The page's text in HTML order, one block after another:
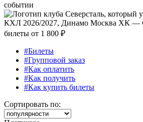
КХЛ 2026/2027, Динамо Москва ХК —
билеты от 1 800 ₽
#Билеты
#Групповой заказ
#Как оплатить
#Как получить
#Как купить билеты
Сортировать по: